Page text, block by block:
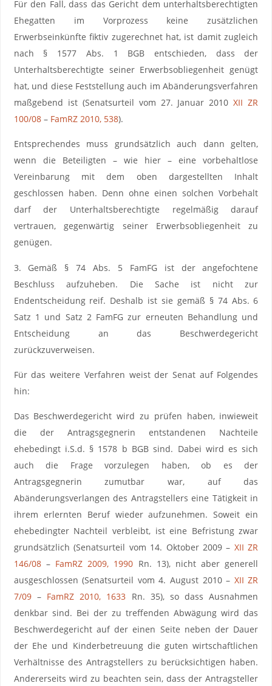
Für den Fall, dass das Gericht dem unterhaltsberechtigten
Ehegatten im Vorprozess keine zusätzlichen
Erwerbseinkünfte fiktiv zugerechnet hat, ist damit zugleich
nach § 1577 Abs. 1 BGB entschieden, dass der
Unterhaltsberechtigte seiner Erwerbsobliegenheit genügt
hat, und diese Feststellung auch im Abänderungsverfahren
maßgebend ist (Senatsurteil vom 27. Januar 2010XII ZR
100/08– FamRZ 2010, 538).
Entsprechendes muss grundsätzlich auch dann gelten,
wenn die Beteiligten – wie hier – eine vorbehaltlose
Vereinbarung mit dem oben dargestellten Inhalt
geschlossen haben. Denn ohne einen solchen Vorbehalt
darf der Unterhaltsberechtigte regelmäßig darauf
vertrauen, gegenwärtig seiner Erwerbsobliegenheit zu
genügen.
3. Gemäß § 74 Abs. 5 FamFG ist der angefochtene
Beschluss aufzuheben. Die Sache ist nicht zur
Endentscheidung reif. Deshalb ist sie gemäß § 74 Abs. 6
Satz 1 und Satz 2 FamFG zur erneuten Behandlung und
Entscheidung an das Beschwerdegericht
zurückzuverweisen.
Für das weitere Verfahren weist der Senat auf Folgendes
hin:
Das Beschwerdegericht wird zu prüfen haben, inwieweit
die der Antragsgegnerin entstandenen Nachteile
ehebedingt i.S.d. § 1578 b BGB sind. Dabei wird es sich
auch die Frage vorzulegen haben, ob es der
Antragsgegnerin zumutbar war, auf das
Abänderungsverlangen des Antragstellers eine Tätigkeit in
ihrem erlernten Beruf wieder aufzunehmen. Soweit ein
ehebedingter Nachteil verbleibt, ist eine Befristung zwar
grundsätzlich (Senatsurteil vom 14. Oktober 2009 – XII ZR
146/08– FamRZ 2009, 1990 Rn. 13), nicht aber generell
ausgeschlossen (Senatsurteil vom 4. August 2010 – XII ZR
7/09– FamRZ 2010, 1633 Rn. 35), so dass Ausnahmen
denkbar sind. Bei der zu treffenden Abwägung wird das
Beschwerdegericht auf der einen Seite neben der Dauer
der Ehe und Kinderbetreuung die guten wirtschaftlichen
Verhältnisse des Antragstellers zu berücksichtigen haben.
Andererseits wird zu beachten sein, dass der Antragsteller